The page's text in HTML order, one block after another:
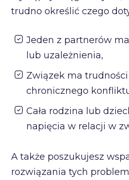
trudno określić czego
Jeden z partnerów
lub uzależnienia,
Związek ma
chronicznego
Cała rodzina lub
napięcia w relacji w
A także poszukujesz
rozwiązania tych